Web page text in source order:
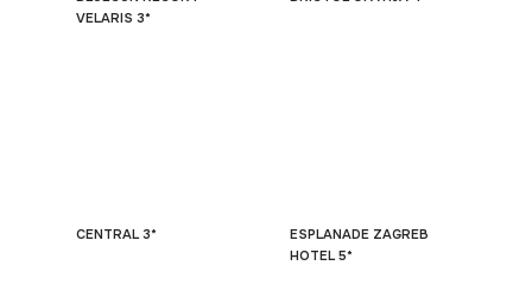
VELARIS 3*
CENTRAL 3*
ESPLANADE ZAGREB
HOTEL 5*